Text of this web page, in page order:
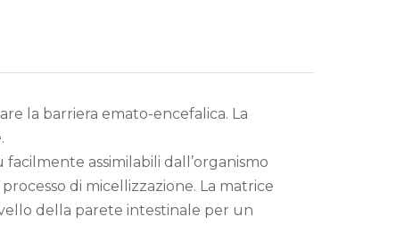
la barriera emato-encefalica. La
assimilabili dall’organismo
di micellizzazione. La matrice
della parete intestinale per un